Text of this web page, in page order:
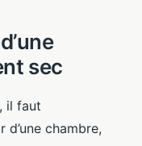
sec
il faut
d’une chambre,